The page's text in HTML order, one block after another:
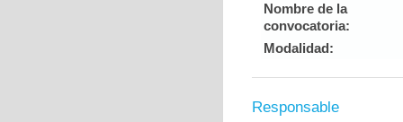
Nombre de la
convocatoria:
Modalidad:
Responsable